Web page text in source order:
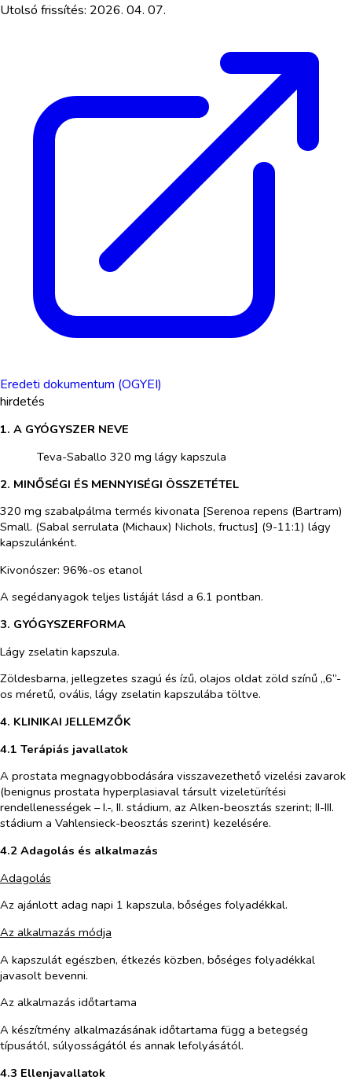
Utolsó frissítés: 2026. 04. 07.
Eredeti dokumentum (OGYEI)
hirdetés
1. A GYÓGYSZER NEVE
Teva-Saballo 320 mg lágy kapszula
2. MINŐSÉGI ÉS MENNYISÉGI ÖSSZETÉTEL
320 mg szabalpálma termés kivonata [Serenoa repens (Bartram)
Small. (Sabal serrulata (Michaux) Nichols, fructus] (9-11:1) lágy
kapszulánként.
Kivonószer: 96%-os etanol
A segédanyagok teljes listáját lásd a 6.1 pontban.
3. GYÓGYSZERFORMA
Lágy zselatin kapszula.
Zöldesbarna, jellegzetes szagú és ízű, olajos oldat zöld színű „6”-
os méretű, ovális, lágy zselatin kapszulába töltve.
4. KLINIKAI JELLEMZŐK
4.1 Terápiás javallatok
A prostata megnagyobbodására visszavezethető vizelési zavarok
(benignus prostata hyperplasiaval társult vizeletürítési
rendellenességek – I.-, II. stádium, az Alken-beosztás szerint; II-III.
stádium a Vahlensieck-beosztás szerint) kezelésére.
4.2 Adagolás és alkalmazás
Adagolás
Az ajánlott adag napi 1 kapszula, bőséges folyadékkal.
Az alkalmazás módja
A kapszulát egészben, étkezés közben, bőséges folyadékkal
javasolt bevenni.
Az alkalmazás időtartama
A készítmény alkalmazásának időtartama függ a betegség
típusától, súlyosságától és annak lefolyásától.
4.3 Ellenjavallatok